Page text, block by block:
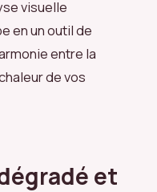
visuelle
en un outil de
entre la
de vos
et